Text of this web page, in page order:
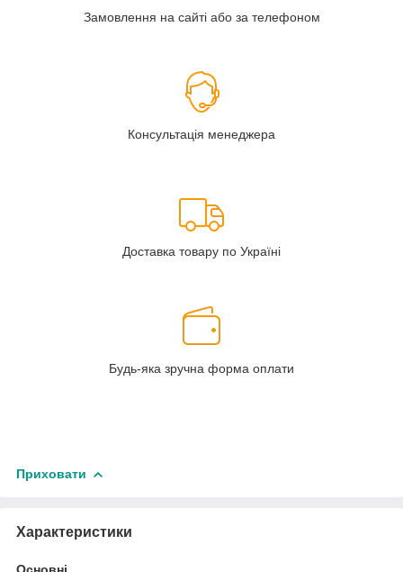
Замовлення на сайті або за телефоном
Консультація менеджера
Доставка товару по Україні
Будь-яка зручна форма оплати
Приховати
Характеристики